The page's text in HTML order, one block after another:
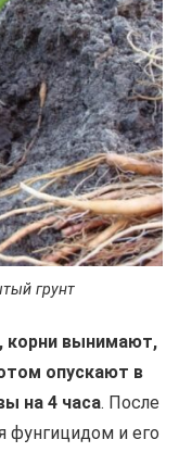
грунт
корни вынимают,
опускают в
на 4 часа. После
фунгицидом и его